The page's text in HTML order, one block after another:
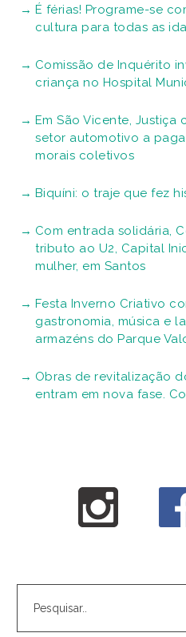
É férias! Programe-se
cultura para todas as
Comissão de Inquérito
criança no Hospital
Em São Vicente,
setor automotivo a
morais coletivos
Biquíni: o traje que fez
Com entrada solidária,
tributo ao U2, Capital
mulher, em Santos
Festa Inverno Criativo
gastronomia, música e
armazéns do Parque
Obras de revitalização
entram em nova fase.